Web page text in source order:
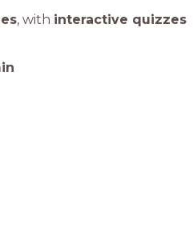
, with interactive quizzes